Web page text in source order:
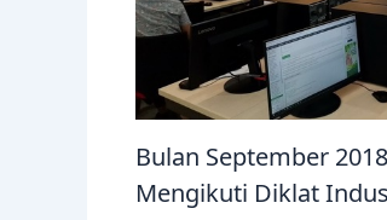
Bulan September
Mengikuti Diklat